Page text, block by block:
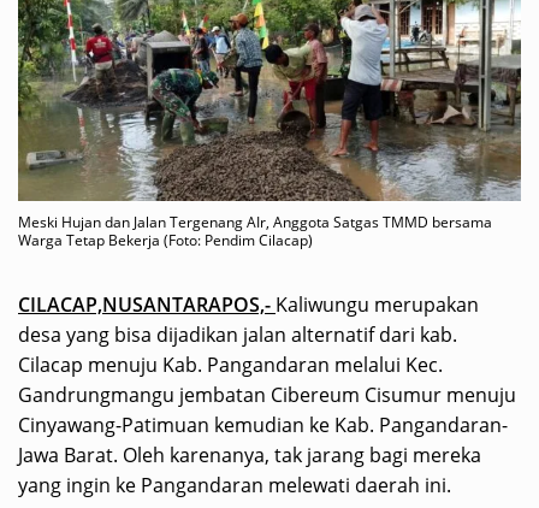
Meski Hujan dan Jalan Tergenang AIr, Anggota Satgas TMMD bersama
Warga Tetap Bekerja (Foto: Pendim Cilacap)
CILACAP,NUSANTARAPOS,- Kaliwungu merupakan
desa yang bisa dijadikan jalan alternatif dari kab.
Cilacap menuju Kab. Pangandaran melalui Kec.
Gandrungmangu jembatan Cibereum Cisumur menuju
Cinyawang-Patimuan kemudian ke Kab. Pangandaran-
Jawa Barat. Oleh karenanya, tak jarang bagi mereka
yang ingin ke Pangandaran melewati daerah ini.